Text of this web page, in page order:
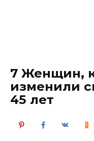
7 Женщин,
изменили
45 лет